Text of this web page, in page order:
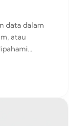
data dalam
atau